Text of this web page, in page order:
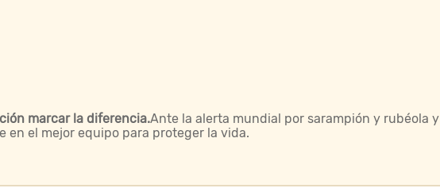
marcar la diferencia.​ Ante la alerta mundial por sarampión y rubéola y
el mejor equipo para proteger la vida.